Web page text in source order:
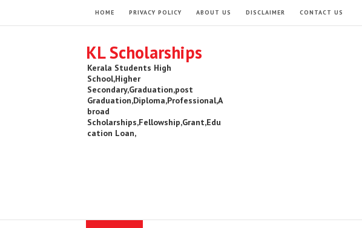
HOME PRIVACY POLICY ABOUT US DISCLAIMER CONTACT US
KL Scholarships
Kerala Students High
School,Higher
Secondary,Graduation,post
Graduation,Diploma,Professional,A
broad
Scholarships,Fellowship,Grant,Edu
cation Loan,